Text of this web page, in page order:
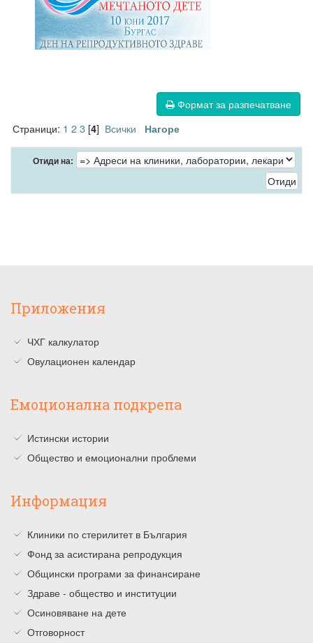
Формат за разпечатване
Страници: 1 23[4] Всички Нагоре
Отиди на:
Приложения
ЧХГ калкулатор
Овулационен календар
Емоционална подкрепа
Истински истории
Общество и емоционални проблеми
Информация
Клиники по стерилитет в България
Фонд за асистирана репродукция
Общински програми за финансиране
Здраве - общество и институции
Осиновяване на дете
Отговорност